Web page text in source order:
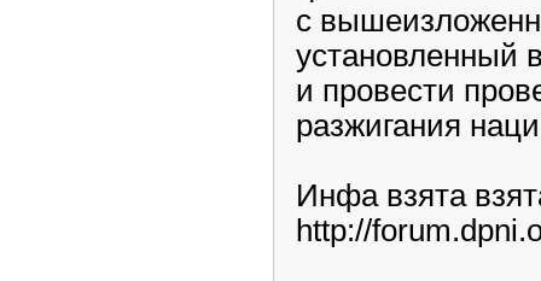
с
установленный
и провести
разжигания
Инфа взята
http://